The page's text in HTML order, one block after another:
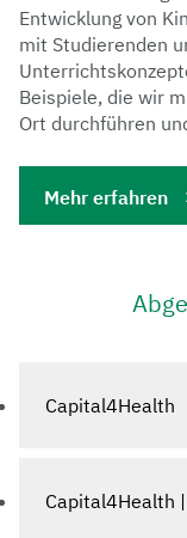
Entwicklung von
mit Studierenden
Beispiele, die wir
Ort durchführen
Mehr erfahren
Capital4Health
Capital4Health